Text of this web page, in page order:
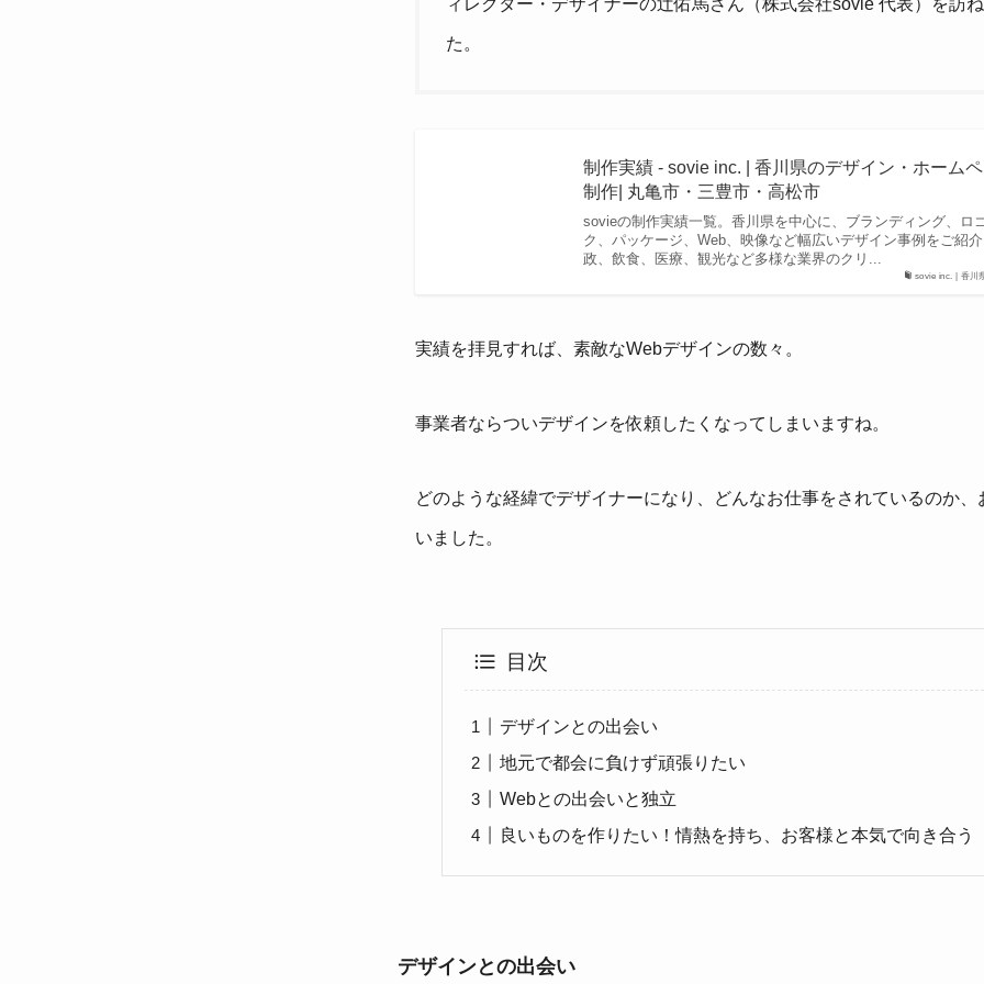
ィレクター・デザイナーの辻佑馬さん（株式会社sovie 代表）を訪
た。
sovie inc. | 香川
制作実績 - sovie inc. | 香川県のデザイン・ホーム
制作| 丸亀市・三豊市・高松市
sovieの制作実績一覧。香川県を中心に、ブランディング、ロ
ク、パッケージ、Web、映像など幅広いデザイン事例をご紹
政、飲食、医療、観光など多様な業界のクリ...
実績を拝見すれば、素敵なWebデザインの数々。
事業者ならついデザインを依頼したくなってしまいますね。
どのような経緯でデザイナーになり、どんなお仕事をされているのか、
いました。
目次
デザインとの出会い
地元で都会に負けず頑張りたい
Webとの出会いと独立
良いものを作りたい！情熱を持ち、お客様と本気で向き合う
デザインとの出会い